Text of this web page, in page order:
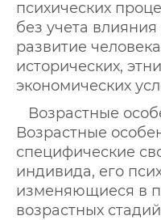
психических
без учета
развитие
исторических,
экономических
Возрастные
Возрастные
специфические
индивида, его
изменяющиеся в
возрастных